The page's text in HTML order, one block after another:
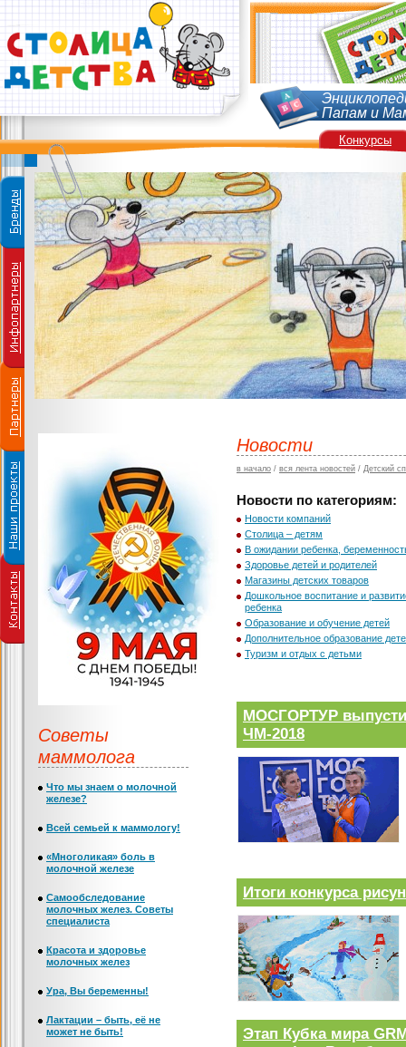
Папам и
Новости
в начало / вся лента новостей / Детский
Новости по категориям:
Новости компаний
Столица – детям
В ожидании ребенка,
Здоровье детей и родителей
Магазины детских товаров
Дошкольное воспитание и
ребенка
Образование и обучение детей
Дополнительное образование
Туризм и отдых с детьми
МОСГОРТУР
ЧМ-2018
Итоги конкурса
Этап Кубка мира
Советы
маммолога
Что мы знаем о молочной
железе?
Всей семьей к маммологу!
«Многоликая» боль в
молочной железе
Самообследование
молочных желез. Советы
специалиста
Красота и здоровье
молочных желез
Ура, Вы беременны!
Лактации – быть, её не
может не быть!
Конкурсы